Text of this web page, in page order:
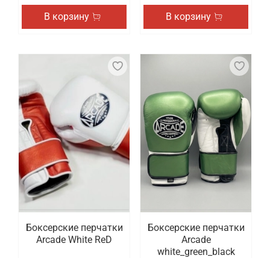
В корзину В корзину
Боксерские перчатки
Arcade White ReD
Боксерские перчатки
Arcade
white_green_black